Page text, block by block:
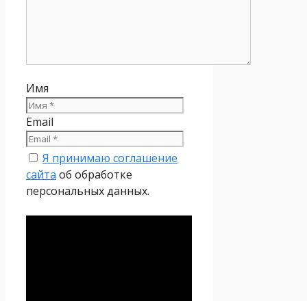
Имя
Email
Я принимаю соглашение
сайта об обработке
персональных данных.